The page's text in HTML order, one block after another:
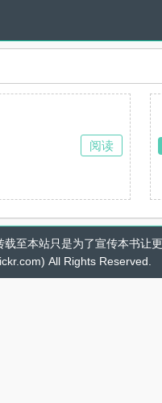
阅读
至本站只是为了宣传本书让更
All Rights Reserved.